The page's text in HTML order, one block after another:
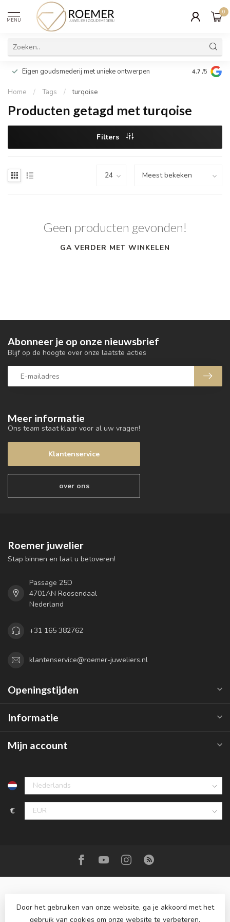
MENU
0
Eigen goudsmederij met unieke ontwerpen Wij
cadeau
4.7 /5
Home / Tags / turqoise
Producten getagd met turqoise
Filters
Geen producten gevonden!
GA VERDER MET WINKELEN
Meer informatie
Ons team staat klaar voor al uw vragen!
Klantenservice
over ons
Abonneer je op onze nieuwsbrief
Blijf op de hoogte over onze laatste acties
Roemer juwelier
Stap binnen en laat u betoveren!
Passage 25D
4701AN Roosendaal
Nederland
+31 165 382762
klantenservice@roemer-juweliers.nl
Openingstijden
Informatie
Mijn account
€
Door het gebruiken van onze website, ga je akkoord met het
gebruik van cookies om onze website te verbeteren.